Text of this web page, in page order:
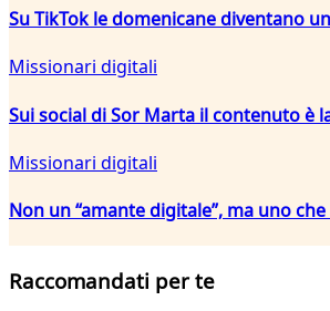
Su TikTok le domenicane diventano
Missionari digitali
Sui social di Sor Marta il contenuto è
Missionari digitali
Non un “amante digitale”, ma uno
Raccomandati per te